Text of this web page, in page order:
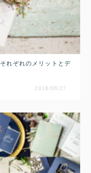
れぞれのメリットとデ
2018/08/27